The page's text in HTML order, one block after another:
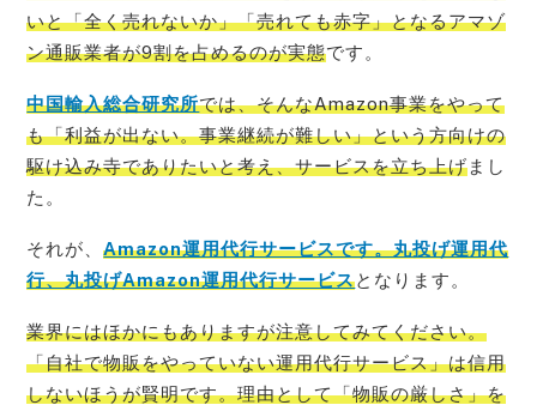
いと「全く売れないか」「売れても赤字」となるアマゾ
ン通販業者が9割を占めるのが実態です。
中国輸入総合研究所では、そんなAmazon事業をやって
も「利益が出ない。事業継続が難しい」という方向けの
駆け込み寺でありたいと考え、サービスを立ち上げまし
た。
それが、Amazon運用代行サービスです。丸投げ運用代
行、丸投げAmazon運用代行サービスとなります。
業界にはほかにもありますが注意してみてください。
「自社で物販をやっていない運用代行サービス」は信用
しないほうが賢明です。理由として「物販の厳しさ」を